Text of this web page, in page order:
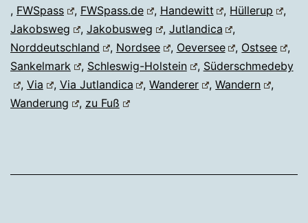
, FWSpass , FWSpass.de , Handewitt , Hüllerup
,
Jakobsweg
, Jakobusweg , Jutlandica
,
Norddeutschland
, Nordsee , Oeversee , Ostsee
,
Sankelmark
, Schleswig-Holstein , Süderschmedeby
, Via , Via Jutlandica ,Wanderer ,Wandern
,
Wanderung
, zu Fuß